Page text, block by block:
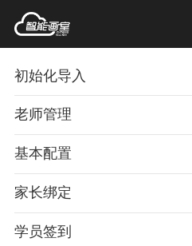
初始化导入
老师管理
基本配置
家长绑定
学员签到